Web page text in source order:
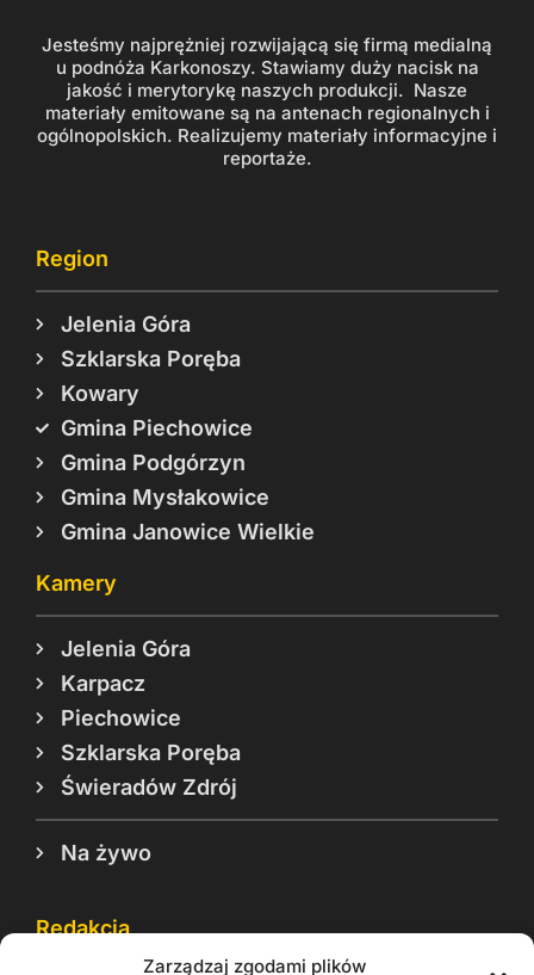
Zarządzaj zgodami plików
Jesteśmy najprężniej rozwijającą się firmą medialną
u podnóża Karkonoszy. Stawiamy duży nacisk na
jakość i merytorykę naszych produkcji. Nasze
materiały emitowane są na antenach regionalnych i
ogólnopolskich. Realizujemy materiały informacyjne i
reportaże.
Region
Jelenia Góra
Szklarska Poręba
Kowary
Gmina Piechowice
Gmina Podgórzyn
Gmina Mysłakowice
Gmina Janowice Wielkie
Kamery
Jelenia Góra
Karpacz
Piechowice
Szklarska Poręba
Świeradów Zdrój
Na żywo
Redakcja